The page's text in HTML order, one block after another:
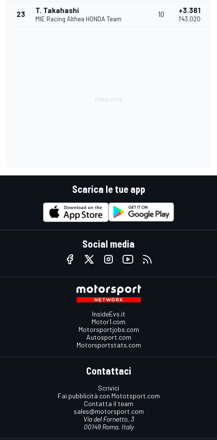
23 T. Takahashi
MIE Racing Althea HONDA Team
10 +3.381
1'43.020
Scarica le tue app
Social media
InsideEvs.it
Motor1.com
Motorsportjobs.com
Autosport.com
Motorsportstats.com
Contattaci
Scrivici
Fai pubblicità con Mototsport.com
Contatta il team
sales@motorsport.com
Via del Fornetto, 3
00149 Roma, Italy